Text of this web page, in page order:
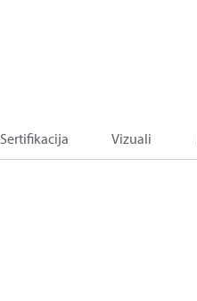
Sertifikacija Vizuali